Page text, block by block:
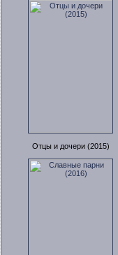
Отцы и дочери (2015)